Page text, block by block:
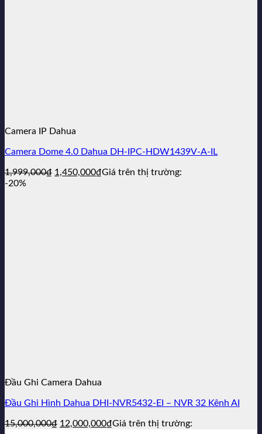
Camera IP Dahua
Camera Dome 4.0 Dahua DH-IPC-HDW1439V-A-IL
1,999,000₫ Giá
1,450,000₫Giá
Giá trên thị trường:
-20%
Đầu Ghi Camera Dahua
Đầu Ghi Hình Dahua DHI-NVR5432-EI – NVR 32 Kênh AI
15,000,000₫ Giá
12,000,000₫Giá
Giá trên thị trường: